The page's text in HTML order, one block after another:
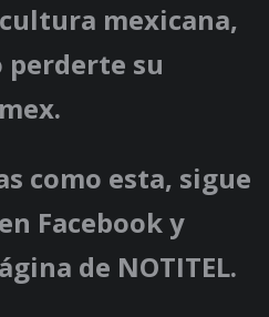
mexicana,
perderte su
.
como esta, sigue
Facebook y
de NOTITEL.